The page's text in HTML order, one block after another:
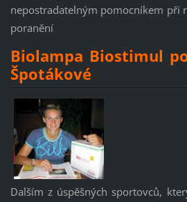
nepostradatelným pomocníkem při
poranění
Biolampa Biostimul
Špotákové
Dalším z úspěšných sportovců,